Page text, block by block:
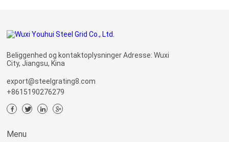
Beliggenhed og kontaktoplysninger Adresse: Wuxi
City, Jiangsu, Kina
export@steelgrating8.com
+8615190276279
Menu